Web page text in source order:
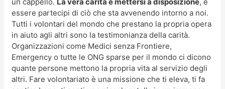
essere partecipi di ciò che sta avvenendo intorno a noi.
Tutti i volontari del mondo che prestano la propria opera
in aiuto agli altri sono la testimonianza della carità.
Organizzazioni come Medici senza Frontiere,
Emergency o tutte le ONG sparse per il mondo ci dicono
quante persone mettono la propria vita al servizio degli
altri. Fare volontariato è una missione che ti eleva, ti fa